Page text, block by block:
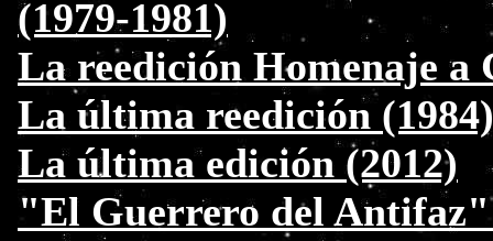
(1979-1981)
La reedición Homenaje a
La última reedición (1984)
La última edición (2012)
"El Guerrero del Antifaz"